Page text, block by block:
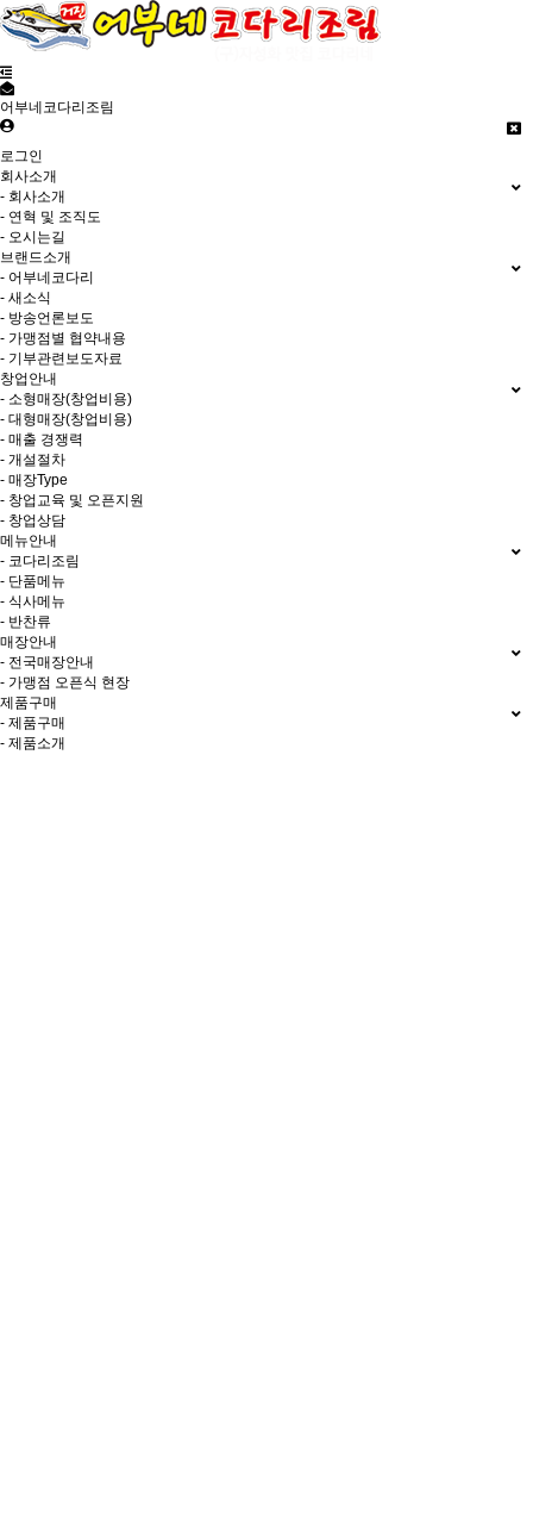
어부네코다리조림
로그인
회사소개
- 회사소개
- 연혁 및 조직도
- 오시는길
브랜드소개
- 어부네코다리
- 새소식
- 방송언론보도
- 가맹점별 협약내용
- 기부관련보도자료
창업안내
- 소형매장(창업비용)
- 대형매장(창업비용)
- 매출 경쟁력
- 개설절차
- 매장Type
- 창업교육 및 오픈지원
- 창업상담
메뉴안내
- 코다리조림
- 단품메뉴
- 식사메뉴
- 반찬류
매장안내
- 전국매장안내
- 가맹점 오픈식 현장
제품구매
- 제품구매
- 제품소개